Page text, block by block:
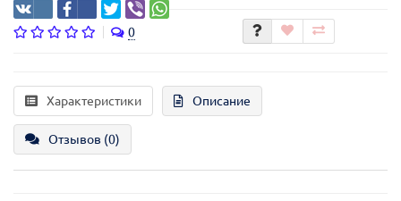
0
Характеристики Описание
Отзывов (0)